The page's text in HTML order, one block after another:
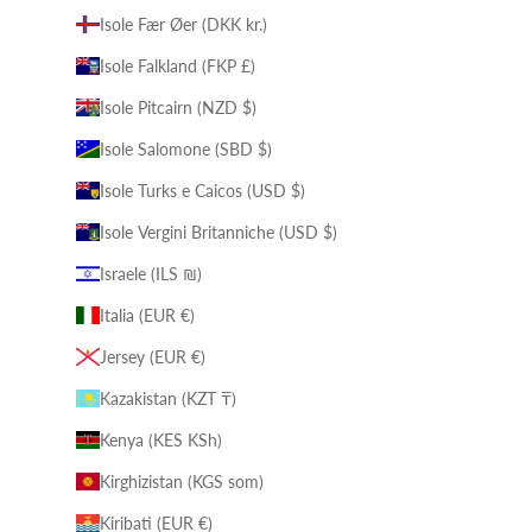
Isole Fær Øer (DKK kr.)
Isole Falkland (FKP £)
Isole Pitcairn (NZD $)
Isole Salomone (SBD $)
Isole Turks e Caicos (USD $)
Isole Vergini Britanniche (USD $)
Israele (ILS ₪)
Italia (EUR €)
Jersey (EUR €)
Kazakistan (KZT ₸)
Kenya (KES KSh)
Kirghizistan (KGS som)
Kiribati (EUR €)